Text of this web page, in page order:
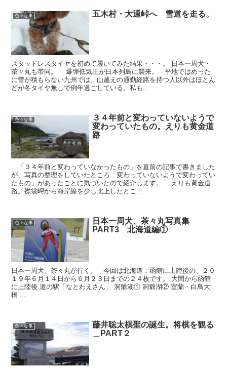
色々な事 五木村・大通峠へ 雪道を走る。
スタッドレスタイヤを初めて履いてみた結果・・・。 日本一周犬・
茶々丸も帯同。 爆弾低気圧が日本列島に襲来。 平地ではめった
に雪が積もらない九州では、山越えの通勤経路を持つ人以外はほとん
どが冬タイヤ無しで例年過ごしている。私も...
色々な事
３４年前と変わっていないようで
変わっていたもの。えりも黄金道
路
「３４年前と変わっていなかったもの」を直前の記事で書きました
が、写真の整理をしていたところ「変わっていないようで変わってい
たもの」があったことに気づいたので紹介します。 えりも黄金道
路。襟裳岬から海岸線を少し北上したとこ...
色々な事
日本一周犬、茶々丸写真集
PART3 北海道編①
日本一周犬、茶々丸が行く。 今回は北海道：函館に上陸後の、２０
１９年６月１４日から６月２３日までの２４枚です。 大間から函館
に上陸後 道の駅「なとわえさん」 洞爺湖① 洞爺湖② 室蘭・白鳥大
橋 ...
色々な事
藤井聡太棋聖の誕生。将棋を観る
＿PART２